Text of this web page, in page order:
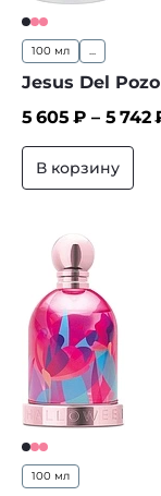
100 мл ...
Jesus Del Pozo
5 605 ₽ – 5 742
В корзину
100 мл